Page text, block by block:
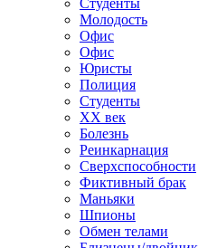
Студенты
Молодость
Офис
Офис
Юристы
Полиция
Студенты
ХХ век
Болезнь
Реинкарнация
Сверхспособности
Фиктивный брак
Маньяки
Шпионы
Обмен телами